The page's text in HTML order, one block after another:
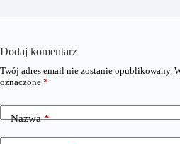
Dodaj komentarz
Twój adres email nie zostanie opublikowany.
oznaczone *
Nazwa*